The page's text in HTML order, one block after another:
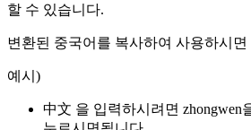
할 수 있습니다.
변환된 중국어를 복사하여 사용하시면
예시)
中文 을 입력하시려면 zhongwen